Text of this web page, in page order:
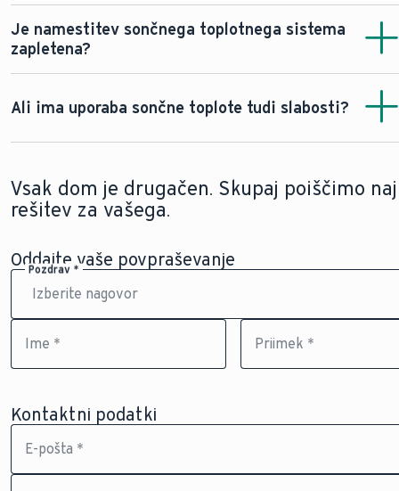
vaših ogrevalnih sistemov. Za razliko od fotovoltaike
lahko neposredno segreva vodo s pomočjo sončne
energije in ne proizvaja samo električne energije.
Je namestitev sončnega toplotnega sistema
zapletena?
hitro. Če je dostop do strehe enostaven, lahko monter
Ali ima uporaba sončne toplote tudi slabosti?
primerna kot edini vir toplote zaradi sezonskih odvisnosti.
Temu pa se lahko zoperstavimo z močnim glavnim virom
Vsak dom je drugačen. Skupaj poiščimo
rešitev za vašega.
Oddajte vaše povpraševanje
Pozdrav *
Ime * Priimek *
Kontaktni podatki
E-pošta *